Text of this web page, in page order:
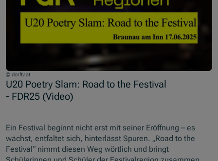
© dorftv.at
U20 Poetry Slam: Road to the Festival
- FDR25 (Video)
Ein Festival beginnt nicht erst mit seiner Eröffnung – es
wächst, entfaltet sich, hinterlässt Spuren. „Road to the
Festival“ nimmt diesen Weg wörtlich und bringt